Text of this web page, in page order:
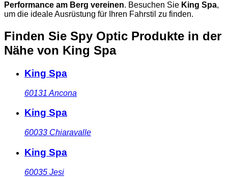
Performance am Berg vereinen. Besuchen Sie King Spa,
um die ideale Ausrüstung für Ihren Fahrstil zu finden.
Finden Sie Spy Optic Produkte in der
Nähe von King Spa
King Spa
60131 Ancona
King Spa
60033 Chiaravalle
King Spa
60035 Jesi